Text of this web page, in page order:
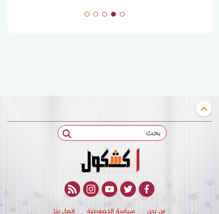
بحث
facebook
twitter
youtube
instagram
rss feed
من نحن سياسة الخصوصية اتصل بنا